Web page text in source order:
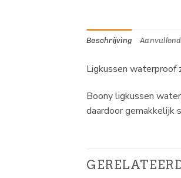
Beschrijving
Ligkussen
Boony ligkussen
daardoor gemakkelijk